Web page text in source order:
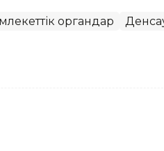
органдар